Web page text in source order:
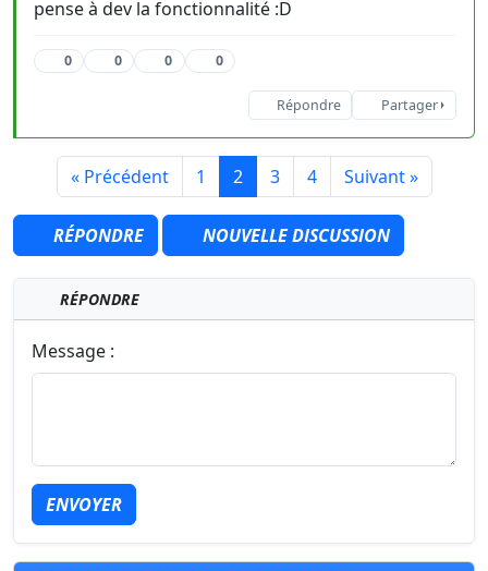
pense à dev la fonctionnalité :D
0 0 0 0
Répondre Partager
« Précédent 1 2 3 4 Suivant »
RÉPONDRE NOUVELLE DISCUSSION
RÉPONDRE
Message :
ENVOYER